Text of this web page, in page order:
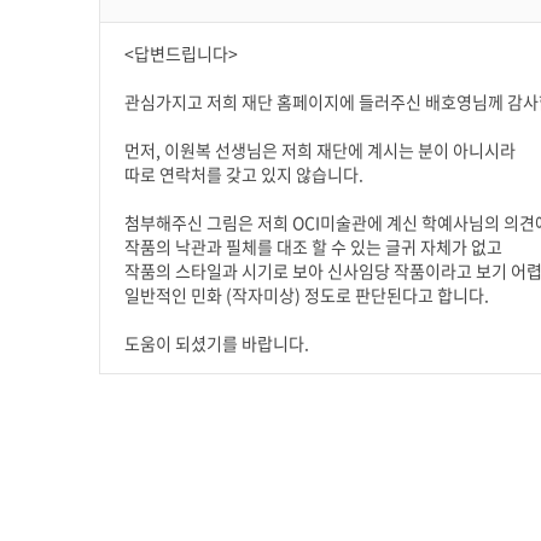
<답변드립니다>
관심가지고 저희 재단 홈페이지에 들러주신 배호영님께 감
먼저, 이원복 선생님은 저희 재단에 계시는 분이 아니시라
따로 연락처를 갖고 있지 않습니다.
첨부해주신 그림은 저희 OCI미술관에 계신 학예사님의 의견
작품의 낙관과 필체를 대조 할 수 있는 글귀 자체가 없고
작품의 스타일과 시기로 보아 신사임당 작품이라고 보기 어
일반적인 민화 (작자미상) 정도로 판단된다고 합니다.
도움이 되셨기를 바랍니다.